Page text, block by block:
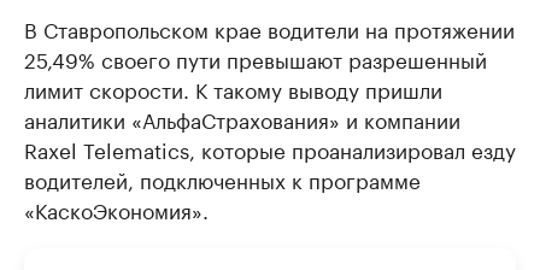
В Ставропольском крае водители на протяжении
25,49% своего пути превышают разрешенный
лимит скорости. К такому выводу пришли
аналитики «АльфаСтрахования» и компании
Raxel Telematics, которые проанализировал езду
водителей, подключенных к программе
«КаскоЭкономия».